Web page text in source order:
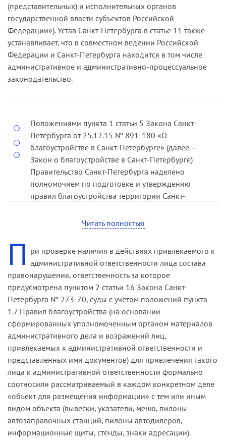
(представительных) и исполнительных органов
государственной власти субъектов Российской
Федерации»). Устав Санкт-Петербурга в статье 11 также
устанавливает, что в совместном ведении Российской
Федерации и Санкт-Петербурга находится в том числе
административное и административно-процессуальное
законодательство.
Положениями пункта 1 статьи 5 Закона Санкт-
Петербурга от 25.12.15 № 891-180 «О
благоустройстве в Санкт-Петербурге» (далее —
Закон о благоустройстве в Санкт-Петербурге)
Правительство Санкт-Петербурга наделено
полномочием по подготовке и утверждению
правил благоустройства территории Санкт-
благоустройстве в Санкт-Петербурге правила
благоустройства территории Санкт-Петербурга
должны содержать виды элементов
благоустройства.
В целях реализации Закона о благоустройстве в
Санкт-Петербурге постановлением
Правительства Санкт-Петербурга от 09.11.16 №
961 были утверждены Правила благоустройства
территории Санкт-Петербурга (далее — Правила
благоустройства), включающие виды элементов
благоустройства.
Пунктом 2 статьи 16 Закона Санкт-Петербурга от
31.05.10 № 273-70 «Об административных
правонарушениях в Санкт-Петербурге» (далее —
Закон Санкт-Петербурга № 273-70, в редакции,
Читать полностью
П ри проверке наличия в действиях привлекаемого к
административной ответственности лица состава
правонарушения, ответственность за которое
предусмотрена пунктом 2 статьи 16 Закона Санкт-
Петербурга № 273-70, суды с учетом положений пункта
1.7 Правил благоустройства (на основании
сформированных уполномоченным органом материалов
административного дела и возражений лиц,
привлекаемых к административной ответственности и
представленных ими документов) для привлечения такого
лица к административной ответственности формально
соотносили рассматриваемый в каждом конкретном деле
«объект для размещения информации» с тем или иным
видом объекта (вывески, указатели, меню, пилоны
автозаправочных станций, пилоны автодилеров,
информационные щиты, стенды, знаки адресации).